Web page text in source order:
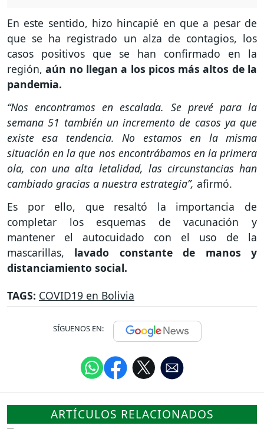
En este sentido, hizo hincapié en que a pesar de
que se ha registrado un alza de contagios, los
casos positivos que se han confirmado en la
región, aún no llegan a los picos más altos de la
pandemia.
“Nos encontramos en escalada. Se prevé para la
semana 51 también un incremento de casos ya que
existe esa tendencia. No estamos en la misma
situación en la que nos encontrábamos en la primera
ola, con una alta letalidad, las circunstancias han
cambiado gracias a nuestra estrategia”, afirmó.
Es por ello, que resaltó la importancia de
completar los esquemas de vacunación y
mantener el autocuidado con el uso de la
mascarillas, lavado constante de manos y
distanciamiento social.
TAGS: COVID19 en Bolivia
SÍGUENOS EN:
ARTÍCULOS RELACIONADOS